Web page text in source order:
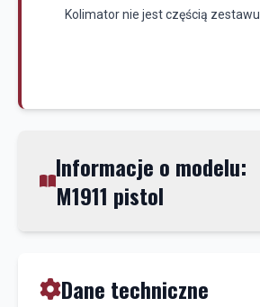
Kolimator nie jest częścią zestawu
Informacje o modelu:
M1911 pistol
Dane techniczne